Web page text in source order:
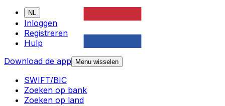
NL
Inloggen
Registreren
Hulp
Download de app
Menu wisselen
SWIFT/BIC
Zoeken op bank
Zoeken op land